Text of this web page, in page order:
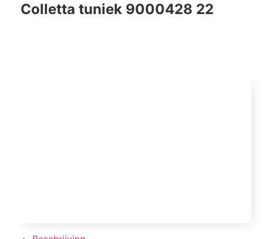
Colletta tuniek 9000428 22